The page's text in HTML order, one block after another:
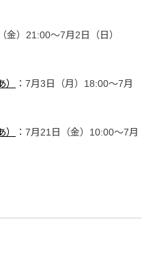
金）21:00〜7月2日（日）
：7月3日（月）18:00〜7月
：7月21日（金）10:00〜7月